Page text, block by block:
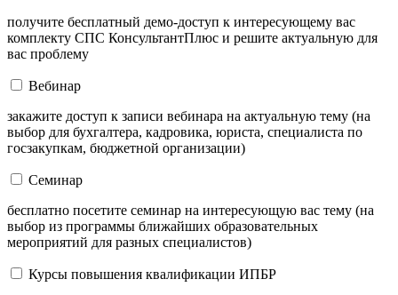
получите бесплатный демо-доступ к интересующему вас
комплекту СПС КонсультантПлюс и решите актуальную для
вас проблему
Вебинар
закажите доступ к записи вебинара на актуальную тему (на
выбор для бухгалтера, кадровика, юриста, специалиста по
госзакупкам, бюджетной организации)
Семинар
бесплатно посетите семинар на интересующую вас тему (на
выбор из программы ближайших образовательных
мероприятий для разных специалистов)
Курсы повышения квалификации ИПБР